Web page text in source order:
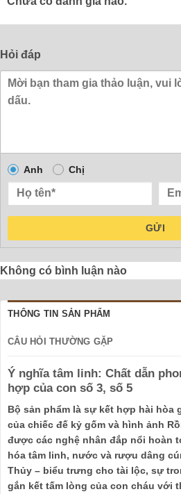
Hỏi đáp
Anh Chị
GỬI
Không có bình luận nào
THÔNG TIN SẢN PHẨM
CÂU HỎI THƯỜNG GẶP
Ý nghĩa tâm linh: Chất dẫn
hợp của con số 3, số 5
Bộ sản phẩm là sự kết hợp hài hòa
của chiếc đế kỷ gốm và hình ảnh
được các nghệ nhân đắp nổi hoàn
hóa tâm linh, nước và rượu dâng
Thủy – biểu trưng cho tài lộc, sự
gắn kết tấm lòng của con cháu với